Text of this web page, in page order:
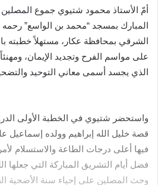
أمّ الأستاذ محمود شتيوي جموع
المبارك بمسجد “محمد بن الواسع” رحمه
الشرقي بمحافظة عكار، مستهلاً خطبته
على مواسم الفرح وتجديد الإيمان، ومهنئاً
الذي يجسد أسمى معاني التوحيد
واستحضر شتيوي في الخطبة الأولى
قصة خليل الله إبراهيم وولده إسماعيل
فيها أعلى درجات الطاعة والاستسلام
فضل أيام التشريق المباركة التي جعلها
وحث المصلين على إحياء سنة الأضحية